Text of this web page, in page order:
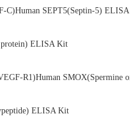
C)Human SEPT5(Septin-5)
ELISA Kit
R1)Human SMOX(Spermine
ELISA Kit